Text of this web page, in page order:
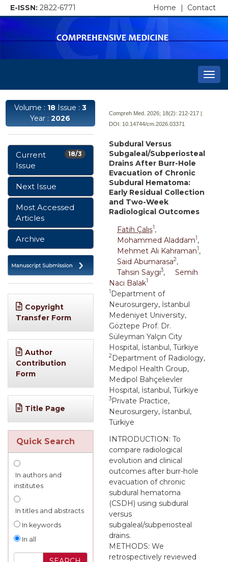
E-ISSN: 2822-6771 Contact
Home |
Volume : 18Issue : 3
Year :2026
18/3
Current
Issue
Next Issue
Most Accessed
Articles
Archive
Copyright
Transfer Form
Author
Contribution
Form
Title Page
Quick Search
In authors and
institutes
In titles and abstracts
In keywords
In all
Compreh Med. 2026; 18(2): 212-217 |
DOI: 10.14744/cm.2026.03371
Subdural Versus
Subgaleal/Subperiosteal
Drains After Burr-Hole
Evacuation of Chronic
Subdural Hematoma:
Early Residual Collection
and Two-Week
Radiological Outcomes
Fatih Çalış1,
Mohammed Aladdam1,
Mehmet Ali Kahraman1,
Said Abumarasa2,
Tahsin Saygı3,
Semih
Naci Balak1
1 Department of
Neurosurgery, İstanbul
Medeniyet University,
Göztepe Prof. Dr.
Süleyman Yalçın City
Hospital, İstanbul, Türkiye
2Department of Radiology,
Medipol Health Group,
Medipol Bahçelievler
Hospital, İstanbul, Türkiye
3Private Practice,
Neurosurgery, İstanbul,
Türkiye
INTRODUCTION: To
compare radiological
evolution and clinical
outcomes after burr-hole
evacuation of chronic
subdural hematoma
(CSDH) using subdural
versus
subgaleal/subperiosteal
drains.
METHODS: We
retrospectively reviewed